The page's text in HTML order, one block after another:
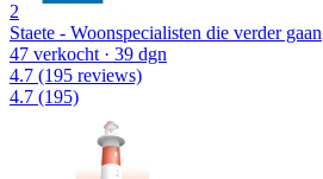
2
Staete - Woonspecialisten die verder gaan
47 verkocht · 39 dgn
4.7 (195 reviews)
4.7 (195)